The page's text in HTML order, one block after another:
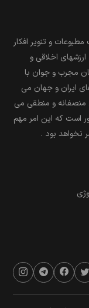
و تنویر افکار
اخلاقی و
مجرب و جوان با
ایران و جهان می
منصفانه و منطقی می
است که این امر مهم
نخواهد بود .